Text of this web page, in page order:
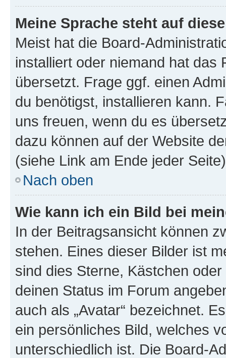
Meine Sprache steht auf
Meist hat die Board-
installiert oder niemand hat das
übersetzt. Frage ggf. einen
du benötigst, installieren kann.
uns freuen, wenn du es
dazu können auf der Website
(siehe Link am Ende jeder
Nach oben
Wie kann ich ein Bild bei
In der Beitragsansicht können
stehen. Eines dieser Bilder ist
sind dies Sterne, Kästchen
deinen Status im Forum
auch als „Avatar“ bezeichnet.
ein persönliches Bild, welches
unterschiedlich ist. Die Board-